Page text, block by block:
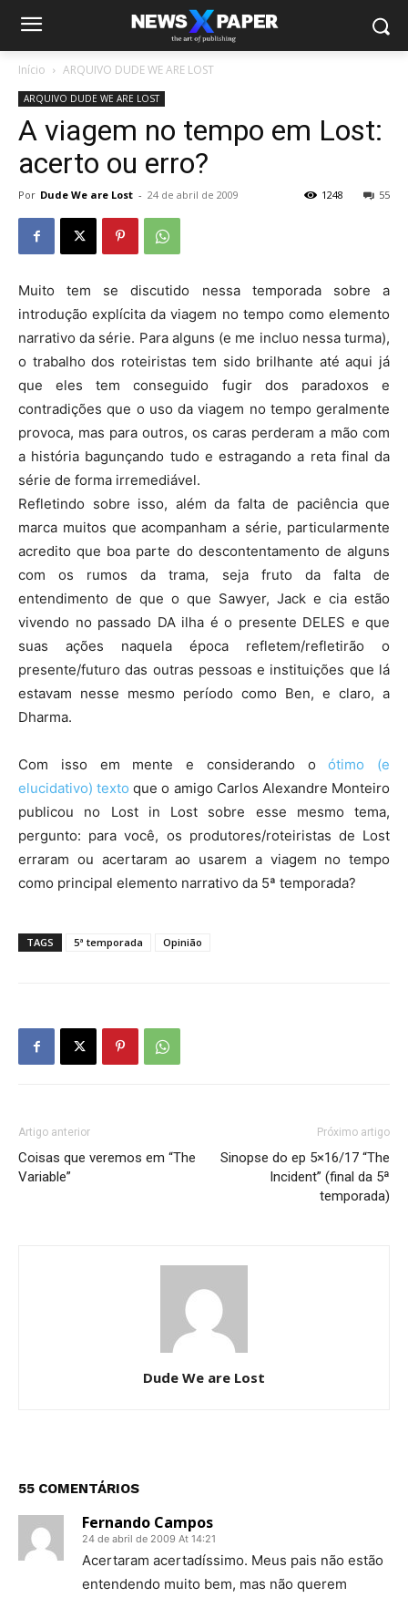
Início ARQUIVO DUDE WE ARE LOST
ARQUIVO DUDE WE ARE LOST
A viagem no tempo em Lost:
acerto ou erro?
Por Dude We are Lost - 24 de abril de 2009 55
1248
Muito tem se discutido nessa temporada sobre a
introdução explícita da viagem no tempo como elemento
narrativo da série. Para alguns (e me incluo nessa turma),
o trabalho dos roteiristas tem sido brilhante até aqui já
que eles tem conseguido fugir dos paradoxos e
contradições que o uso da viagem no tempo geralmente
provoca, mas para outros, os caras perderam a mão com
a história bagunçando tudo e estragando a reta final da
série de forma irremediável.
Refletindo sobre isso, além da falta de paciência que
marca muitos que acompanham a série, particularmente
acredito que boa parte do descontentamento de alguns
com os rumos da trama, seja fruto da falta de
entendimento de que o que Sawyer, Jack e cia estão
vivendo no passado DA ilha é o presente DELES e que
suas ações naquela época refletem/refletirão o
presente/futuro das outras pessoas e instituições que lá
estavam nesse mesmo período como Ben, e claro, a
Dharma.
Com isso em mente e considerando oótimo (e
elucidativo) texto que o amigo Carlos Alexandre Monteiro
publicou no Lost in Lost sobre esse mesmo tema,
pergunto: para você, os produtores/roteiristas de Lost
erraram ou acertaram ao usarem a viagem no tempo
como principal elemento narrativo da 5ª temporada?
TAGS 5ª temporada Opinião
Artigo anterior
Coisas que veremos em “The
Variable”
Próximo artigo
Sinopse do ep 5×16/17 “The
Incident” (final da 5ª
temporada)
Dude We are Lost
55 COMENTÁRIOS
Fernando Campos
24 de abril de 2009 At 14:21
Acertaram acertadíssimo. Meus pais não estão
entendendo muito bem, mas não querem